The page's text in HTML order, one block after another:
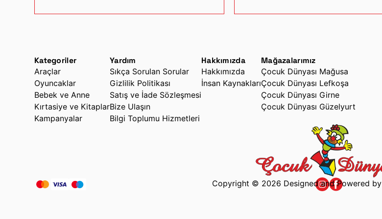
tercih etmek oldukça önemlidir.
Kategoriler
Araçlar
Oyuncaklar
Bebek ve Anne
Kırtasiye ve Kitaplar
Kampanyalar
Yardım
Sıkça Sorulan Sorular
Gizlilik Politikası
Satış ve İade Sözleşmesi
Bize Ulaşın
Bilgi Toplumu Hizmetleri
Hakkımızda
Hakkımızda
İnsan Kaynakları
Mağazalarımız
Çocuk Dünyası Mağusa
Çocuk Dünyası Lefkoşa
Çocuk Dünyası Girne
Çocuk Dünyası Güzelyurt
Copyright © 2026 Designed and Powered by